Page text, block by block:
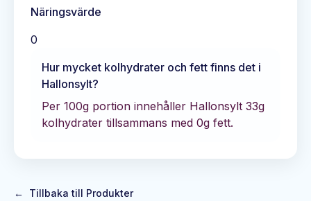
Näringsvärde
0
Hur mycket kolhydrater och fett finns det i
Hallonsylt?
Per 100g portion innehåller Hallonsylt 33g
kolhydrater tillsammans med 0g fett.
← Tillbaka till Produkter